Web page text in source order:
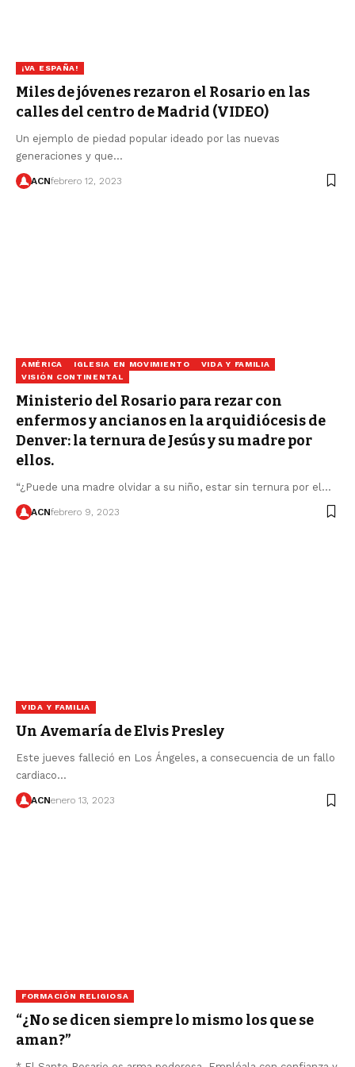
¡VA ESPAÑA!
Miles de jóvenes rezaron el Rosario en las
calles del centro de Madrid (VIDEO)
Un ejemplo de piedad popular ideado por las nuevas
generaciones y que…
ACNfebrero 12, 2023
AMÉRICA IGLESIA EN MOVIMIENTO
VIDA Y FAMILIA
VISIÓN CONTINENTAL
Ministerio del Rosario para rezar con
enfermos y ancianos en la arquidiócesis de
Denver: la ternura de Jesús y su madre por
ellos.
“¿Puede una madre olvidar a su niño, estar sin ternura por el…
ACNfebrero 9, 2023
VIDA Y FAMILIA
Un Avemaría de Elvis Presley
Este jueves falleció en Los Ángeles, a consecuencia de un fallo
cardiaco…
ACNenero 13, 2023
FORMACIÓN RELIGIOSA
“¿No se dicen siempre lo mismo los que se
aman?”